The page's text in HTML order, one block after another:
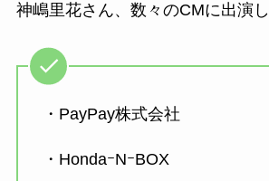
神嶋里花さん、数々のCMに出演し
・PayPay株式会社
・HondaｰNｰBOX